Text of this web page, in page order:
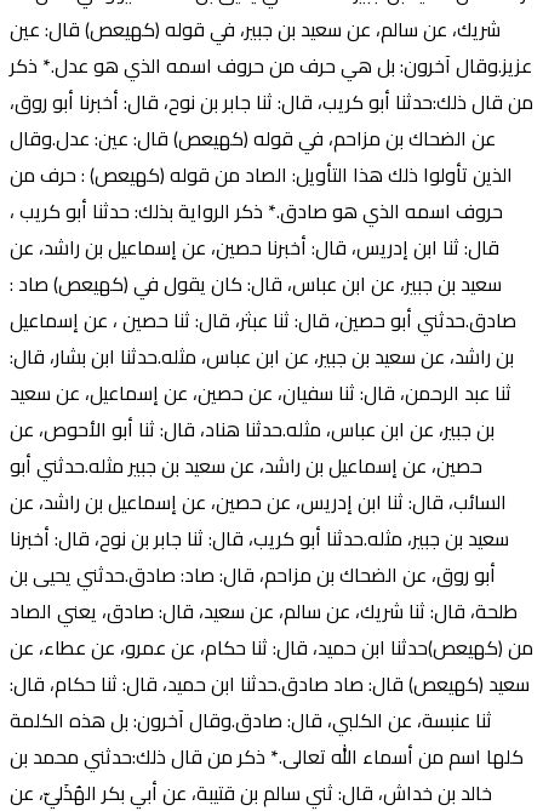
شريك، عن سالم، عن سعيد بن جبير، في قوله (كهيعص) قال: عين
عزيز.وقال آخرون: بل هي حرف من حروف اسمه الذي هو عدل.* ذكر
من قال ذلك:حدثنا أبو كريب، قال: ثنا جابر بن نوح، قال: أخبرنا أبو روق،
عن الضحاك بن مزاحم، في قوله (كهيعص) قال: عين: عدل.وقال
الذين تأولوا ذلك هذا التأويل: الصاد من قوله (كهيعص) : حرف من
حروف اسمه الذي هو صادق.* ذكر الرواية بذلك: حدثنا أبو كريب ،
قال: ثنا ابن إدريس، قال: أخبرنا حصين، عن إسماعيل بن راشد، عن
سعيد بن جبير، عن ابن عباس، قال: كان يقول في (كهيعص) صاد :
صادق.حدثني أبو حصين، قال: ثنا عبثر، قال: ثنا حصين ، عن إسماعيل
بن راشد، عن سعيد بن جبير، عن ابن عباس، مثله.حدثنا ابن بشار، قال:
ثنا عبد الرحمن، قال: ثنا سفيان، عن حصين، عن إسماعيل، عن سعيد
بن جبير، عن ابن عباس، مثله.حدثنا هناد، قال: ثنا أبو الأحوص، عن
حصين، عن إسماعيل بن راشد، عن سعيد بن جبير مثله.حدثني أبو
السائب، قال: ثنا ابن إدريس، عن حصين، عن إسماعيل بن راشد، عن
سعيد بن جبير، مثله.حدثنا أبو كريب، قال: ثنا جابر بن نوح، قال: أخبرنا
أبو روق، عن الضحاك بن مزاحم، قال: صاد: صادق.حدثني يحيى بن
طلحة، قال: ثنا شريك، عن سالم، عن سعيد، قال: صادق، يعني الصاد
من (كهيعص)حدثنا ابن حميد، قال: ثنا حكام، عن عمرو، عن عطاء، عن
سعيد (كهيعص) قال: صاد صادق.حدثنا ابن حميد، قال: ثنا حكام، قال:
ثنا عنبسة، عن الكلبي، قال: صادق.وقال آخرون: بل هذه الكلمة
كلها اسم من أسماء الله تعالى.* ذكر من قال ذلك:حدثني محمد بن
خالد بن خداش، قال: ثني سالم بن قتيبة، عن أبي بكر الهُذَليّ، عن